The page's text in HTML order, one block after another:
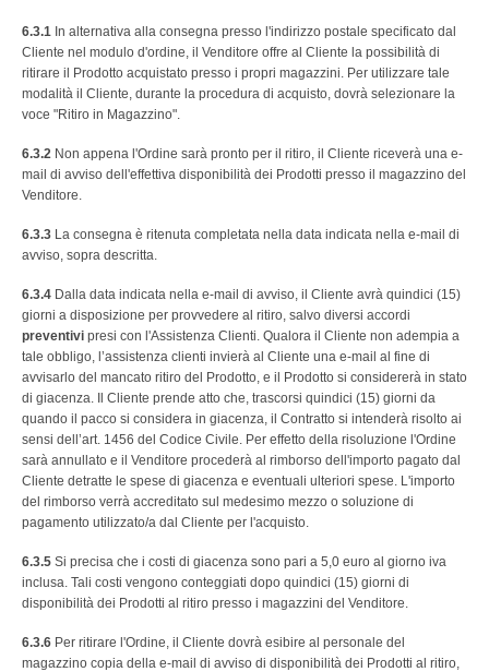
6.3.1 In alternativa alla consegna presso l'indirizzo postale specificato dal
Cliente nel modulo d'ordine, il Venditore offre al Cliente la possibilità di
ritirare il Prodotto acquistato presso i propri magazzini. Per utilizzare tale
modalità il Cliente, durante la procedura di acquisto, dovrà selezionare la
voce "Ritiro in Magazzino".
6.3.2 Non appena l'Ordine sarà pronto per il ritiro, il Cliente riceverà una e-
mail di avviso dell'effettiva disponibilità dei Prodotti presso il magazzino del
Venditore.
6.3.3 La consegna è ritenuta completata nella data indicata nella e-mail di
avviso, sopra descritta.
6.3.4 Dalla data indicata nella e-mail di avviso, il Cliente avrà quindici (15)
giorni a disposizione per provvedere al ritiro, salvo diversi accordi
preventivi presi con l'Assistenza Clienti. Qualora il Cliente non adempia a
tale obbligo, l’assistenza clienti invierà al Cliente una e-mail al fine di
avvisarlo del mancato ritiro del Prodotto, e il Prodotto si considererà in stato
di giacenza. Il Cliente prende atto che, trascorsi quindici (15) giorni da
quando il pacco si considera in giacenza, il Contratto si intenderà risolto ai
sensi dell’art. 1456 del Codice Civile. Per effetto della risoluzione l'Ordine
sarà annullato e il Venditore procederà al rimborso dell'importo pagato dal
Cliente detratte le spese di giacenza e eventuali ulteriori spese. L'importo
del rimborso verrà accreditato sul medesimo mezzo o soluzione di
pagamento utilizzato/a dal Cliente per l'acquisto.
6.3.5 Si precisa che i costi di giacenza sono pari a 5,0 euro al giorno iva
inclusa. Tali costi vengono conteggiati dopo quindici (15) giorni di
disponibilità dei Prodotti al ritiro presso i magazzini del Venditore.
6.3.6 Per ritirare l'Ordine, il Cliente dovrà esibire al personale del
magazzino copia della e-mail di avviso di disponibilità dei Prodotti al ritiro,